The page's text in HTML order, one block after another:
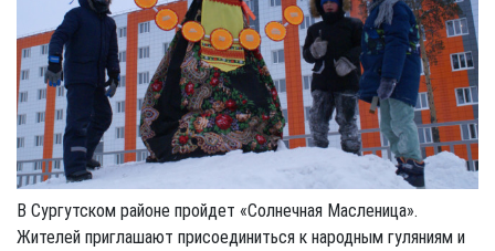
В Сургутском районе пройдет «Солнечная Масленица».
Жителей приглашают присоединиться к народным гуляниям и